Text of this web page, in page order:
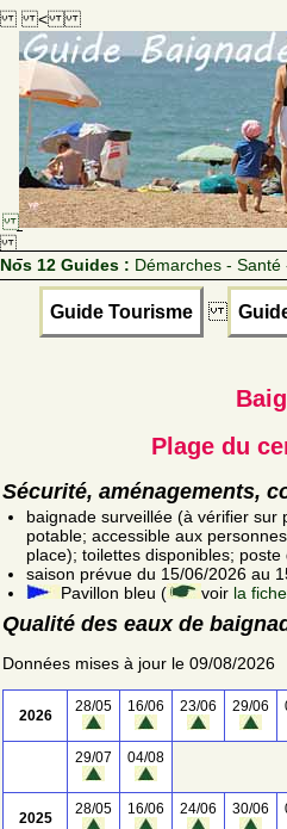
<
Nos 12 Guides : Démarches -
Guide Tourisme
Plage du
Sécurité, aménagements,
baignade surveillée (à vérifier sur
potable; accessible aux
place); toilettes disponibles; poste
saison prévue du 15/06/2026 au
Pavillon bleu (
voir la
Qualité des eaux de
Données mises à jour le 09/08/2026
2026
28/05 16/06 23/06 29/06
29/07 04/08
2025
28/05 16/06 24/06 30/06